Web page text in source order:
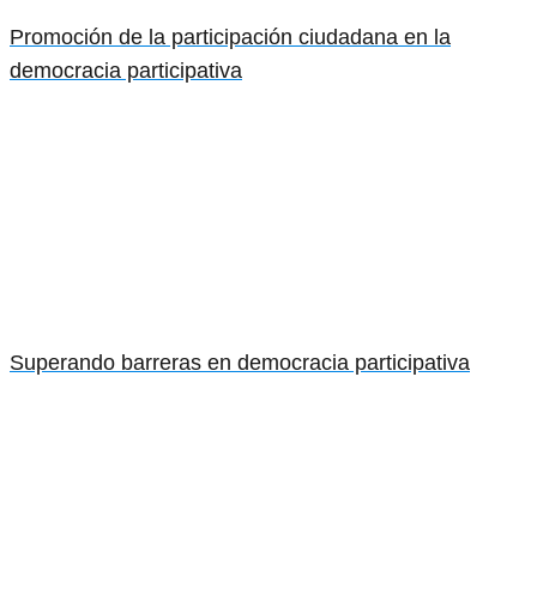
Promoción de la participación ciudadana en la
democracia participativa
Superando barreras en democracia participativa